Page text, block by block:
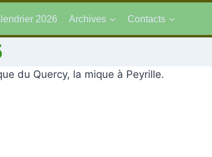
2026 Archives Contacts
du Quercy, la mique à Peyrille.